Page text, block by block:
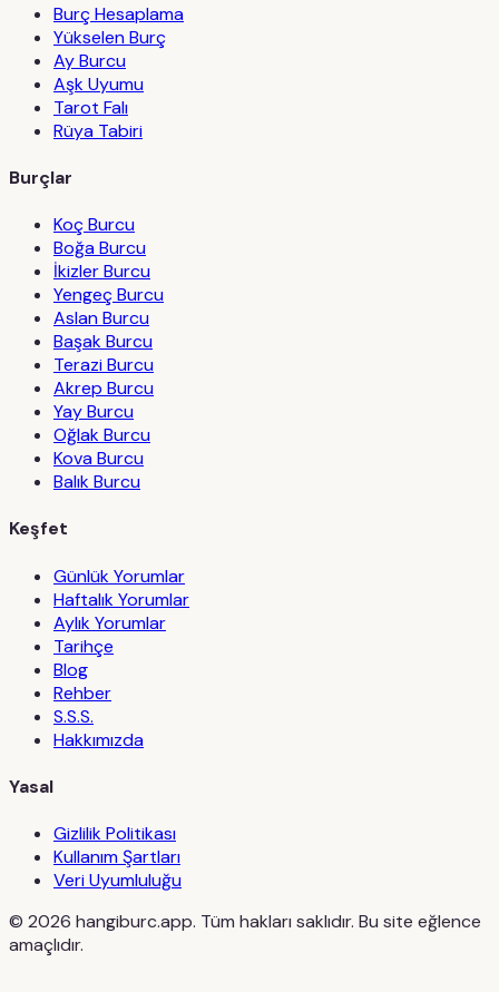
Burç Hesaplama
Yükselen Burç
Ay Burcu
Aşk Uyumu
Tarot Falı
Rüya Tabiri
Burçlar
Koç Burcu
Boğa Burcu
İkizler Burcu
Yengeç Burcu
Aslan Burcu
Başak Burcu
Terazi Burcu
Akrep Burcu
Yay Burcu
Oğlak Burcu
Kova Burcu
Balık Burcu
Keşfet
Günlük Yorumlar
Haftalık Yorumlar
Aylık Yorumlar
Tarihçe
Blog
Rehber
S.S.S.
Hakkımızda
Yasal
Gizlilik Politikası
Kullanım Şartları
Veri Uyumluluğu
© 2026 hangiburc.app. Tüm hakları saklıdır. Bu site eğlence
amaçlıdır.